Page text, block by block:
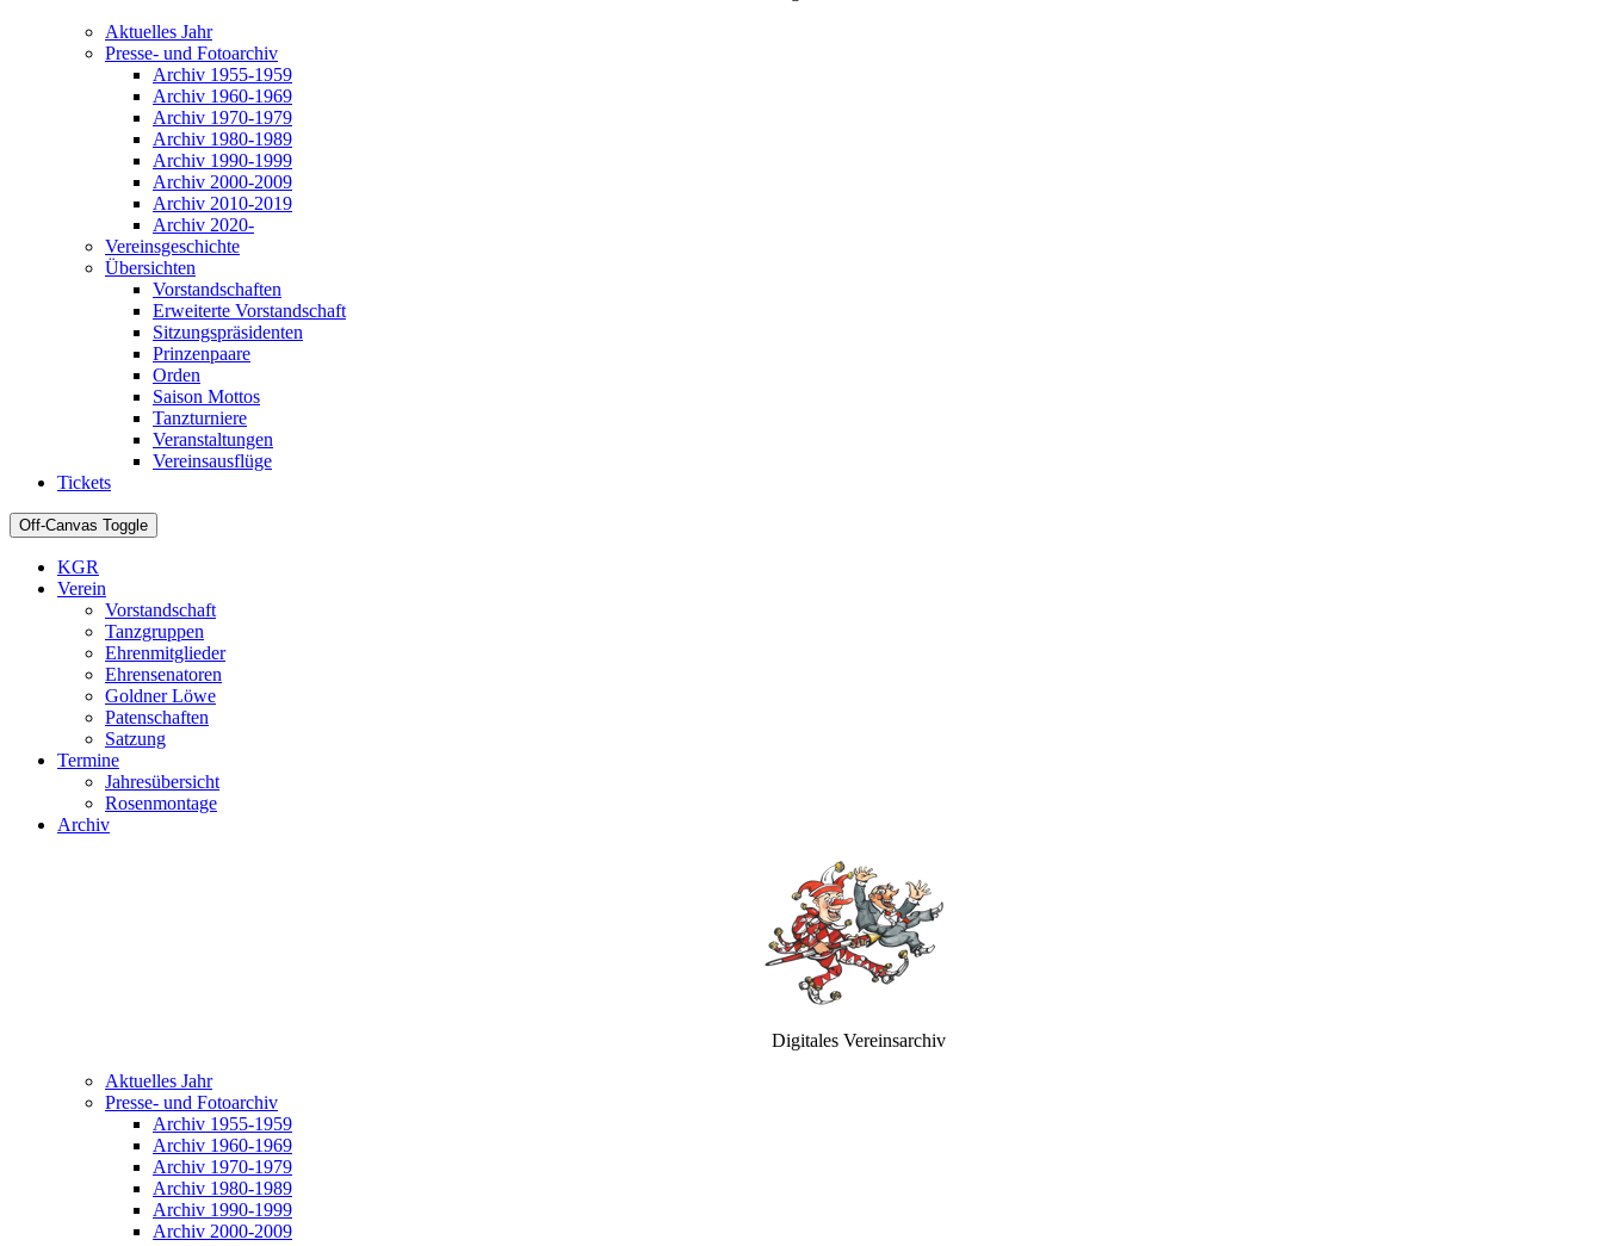
Aktuelles Jahr
Presse- und Fotoarchiv
Archiv 1955-1959
Archiv 1960-1969
Archiv 1970-1979
Archiv 1980-1989
Archiv 1990-1999
Archiv 2000-2009
Archiv 2010-2019
Archiv 2020-
Vereinsgeschichte
Übersichten
Vorstandschaften
Erweiterte Vorstandschaft
Sitzungspräsidenten
Prinzenpaare
Orden
Saison Mottos
Tanzturniere
Veranstaltungen
Vereinsausflüge
Tickets
Off-Canvas Toggle
KGR
Verein
Vorstandschaft
Tanzgruppen
Ehrenmitglieder
Ehrensenatoren
Goldner Löwe
Patenschaften
Satzung
Termine
Jahresübersicht
Rosenmontage
Archiv
Digitales Vereinsarchiv
Aktuelles Jahr
Presse- und Fotoarchiv
Archiv 1955-1959
Archiv 1960-1969
Archiv 1970-1979
Archiv 1980-1989
Archiv 1990-1999
Archiv 2000-2009